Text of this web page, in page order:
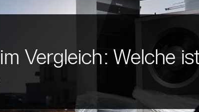
Vergleich: Welche